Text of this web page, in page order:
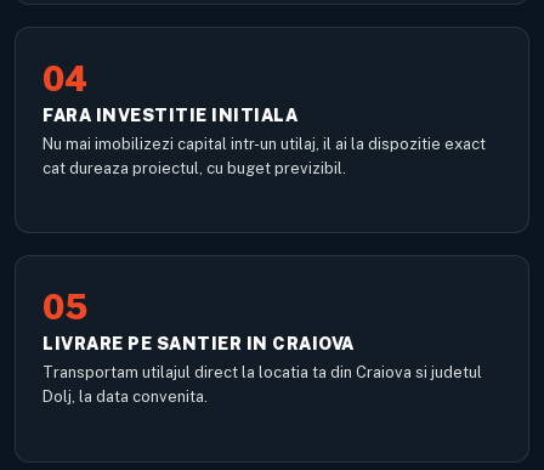
04
FARA INVESTITIE INITIALA
Nu mai imobilizezi capital intr-un utilaj, il ai la dispozitie exact
cat dureaza proiectul, cu buget previzibil.
05
LIVRARE PE SANTIER IN CRAIOVA
Transportam utilajul direct la locatia ta din Craiova si judetul
Dolj, la data convenita.